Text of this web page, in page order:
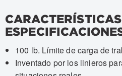
100 lb. Límite de carga de
Inventado por los linieros